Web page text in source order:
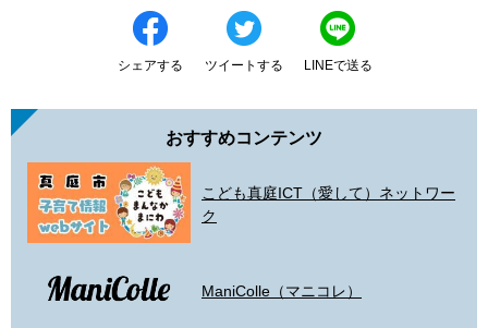
シェアする ツイートする LINEで送る
おすすめコンテンツ
こども真庭ICT（愛して）ネットワー
ク
ManiColle（マニコレ）